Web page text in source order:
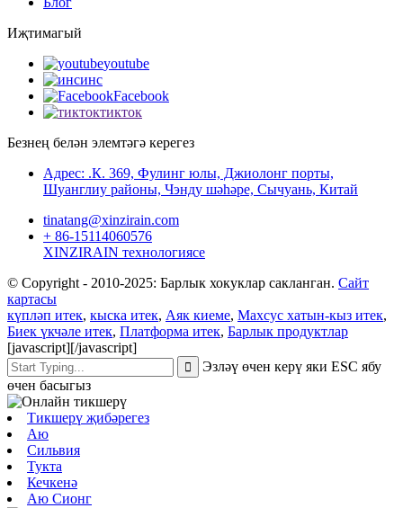
Иҗтимагый
youtube
инс
Facebook
тикток
Безнең белән элемтәгә керегез
Адрес: .К. 369, Фулинг юлы, Джиолонг порты,
Шуанглиу районы, Чэнду шәһәре, Сычуань, Китай
tinatang@xinzirain.com
+ 86-15114060576
XINZIRAIN технологиясе
© Copyright - 2010-2025: Барлык хокуклар сакланган. Сайт
картасы
күпләп итек, кыска итек, Аяк киеме, Махсус хатын-кыз итек,
Биек үкчәле итек, Платформа итек, Барлык продуктлар
[javascript][/javascript]
Эзләү өчен керү яки ESC ябу
өчен басыгыз
Тикшерү җибәрегез
Аю
Сильвия
Тукта
Кечкенә
Аю Сионг